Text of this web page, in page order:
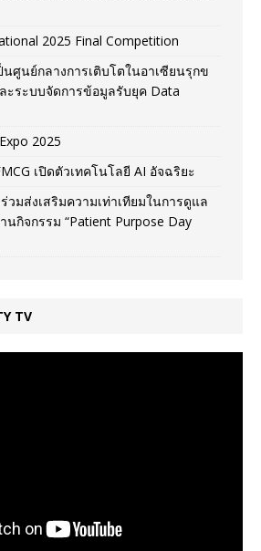
2025 Final Competition
นศูนย์กลางการเติบโตในอาเซียนรุกข
ะระบบจัดการข้อมูลรับยุค Data
2025
เปิดตัวเทคโนโลยี AI อัจฉริยะ
วมส่งเสริมความเท่าเทียมในการดูแล
กิจกรรม “Patient Purpose Day
TV